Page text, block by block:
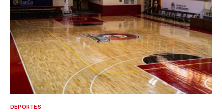
DEPORTES